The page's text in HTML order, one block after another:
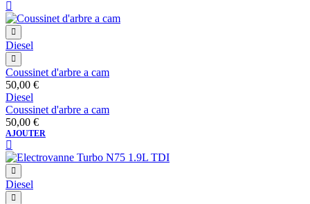
Diesel
Coussinet d'arbre a cam
50,00 €
Diesel
Coussinet d'arbre a cam
50,00 €
AJOUTER
Diesel